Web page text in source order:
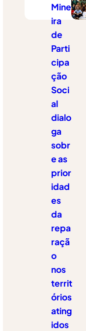
Mine
ira
de
Parti
cipa
ção
Soci
al
dialo
ga
sobr
e as
prior
idad
es
da
repa
raçã
o
nos
territ
órios
ating
idos